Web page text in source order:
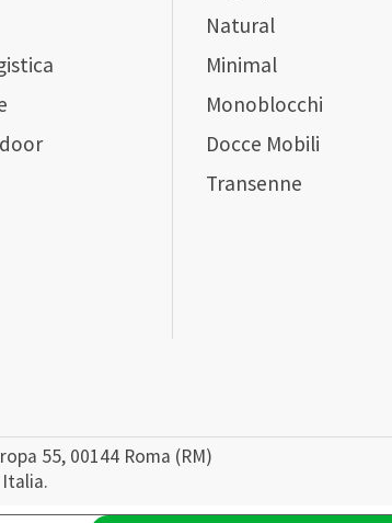
Natural
Minimal
Monoblocchi
Docce Mobili
Transenne
55, 00144 Roma (RM)